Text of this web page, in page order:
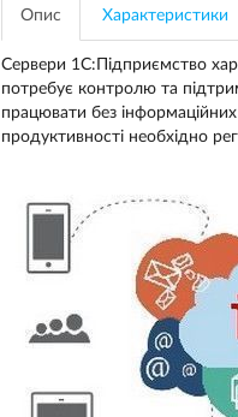
Опис Характеристики
Сервери 1С:Підприємство
потребує контролю та
працювати без інформаційних
продуктивності необхідно